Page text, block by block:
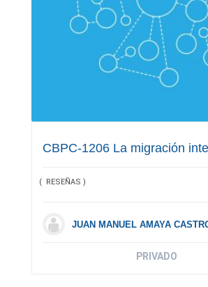
CBPC-1206 La migración
( RESEÑAS )
JUAN MANUEL AMAYA
PRIVADO